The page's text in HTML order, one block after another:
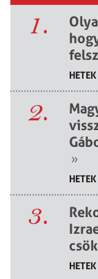
1.
HETEK
2.
»
HETEK
3.
HETEK